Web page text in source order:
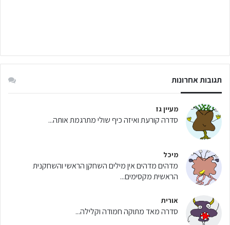
תגובות אחרונות
מעיין גז
סדרה קורעת ואיזה כיף שולי מתרגמת אותה...
מיכל
מדהים מדהים אין מילים השחקן הראשי והשחקנית
הראשית מקסימים...
אורית
סדרה מאד מתוקה חמודה וקלילה...